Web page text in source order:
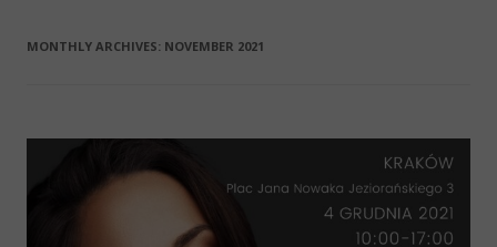
MONTHLY ARCHIVES: NOVEMBER 2021